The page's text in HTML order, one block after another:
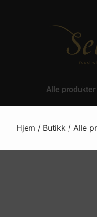
Alle produkter
Hjem / Butikk / Alle